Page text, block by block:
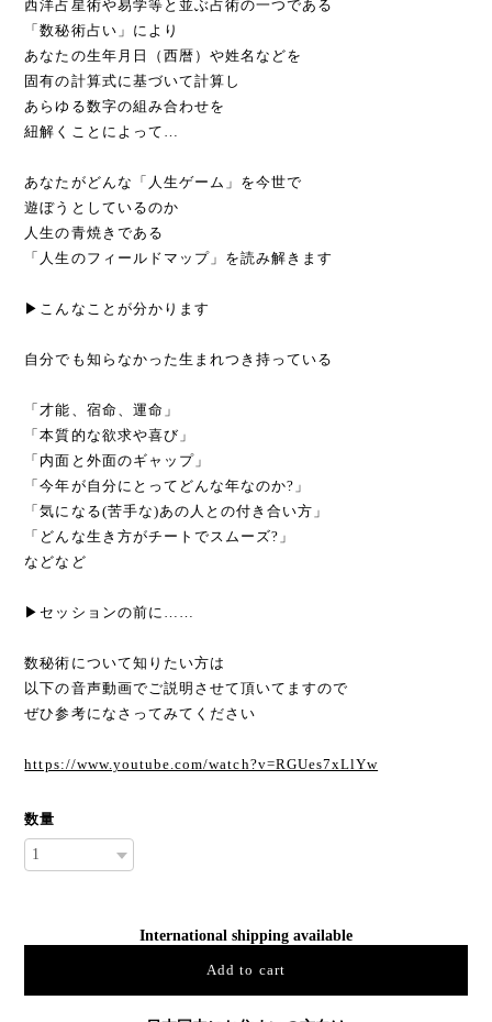
西洋占星術や易学等と並ぶ占術の一つである
「数秘術占い」により
あなたの生年月日（西暦）や姓名などを
固有の計算式に基づいて計算し
あらゆる数字の組み合わせを
紐解くことによって…
あなたがどんな「人生ゲーム」を今世で
遊ぼうとしているのか
人生の青焼きである
「人生のフィールドマップ」を読み解きます
▶こんなことが分かります
自分でも知らなかった生まれつき持っている
「才能、宿命、運命」
「本質的な欲求や喜び」
「内面と外面のギャップ」
「今年が自分にとってどんな年なのか?」
「気になる(苦手な)あの人との付き合い方」
「どんな生き方がチートでスムーズ?」
などなど
▶セッションの前に……
数秘術について知りたい方は
以下の音声動画でご説明させて頂いてますので
ぜひ参考になさってみてください
https://www.youtube.com/watch?v=RGUes7xLlYw
数量
International shipping available
Add to cart